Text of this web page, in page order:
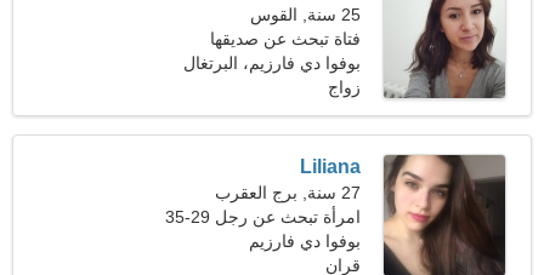
25 سنة, القوس
فتاة تبحث عن صديقها
بوفوا دي فارزيم، البرتغال
زواج
Liliana
27 سنة, برج العقرب
امرأة تبحث عن رجل 29-35
بوفوا دي فارزيم
قران